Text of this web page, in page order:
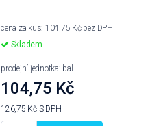
cena za kus: 104,75 Kč bez DPH
Skladem
prodejní jednotka: bal
104,75 Kč
126,75 Kč S DPH